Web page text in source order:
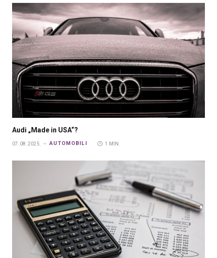
Audi „Made in USA“?
07.08.2025. AUTOMOBILI 1 MIN.